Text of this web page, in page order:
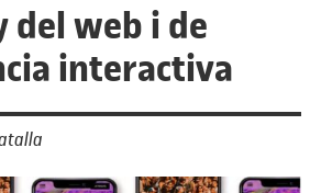
del web i de
interactiva